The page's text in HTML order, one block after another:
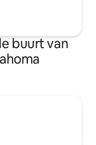
buurt van